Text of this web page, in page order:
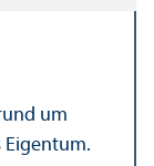
um
Eigentum.